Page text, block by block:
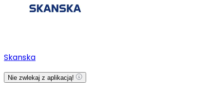
Skanska
Nie zwlekaj z aplikacją!